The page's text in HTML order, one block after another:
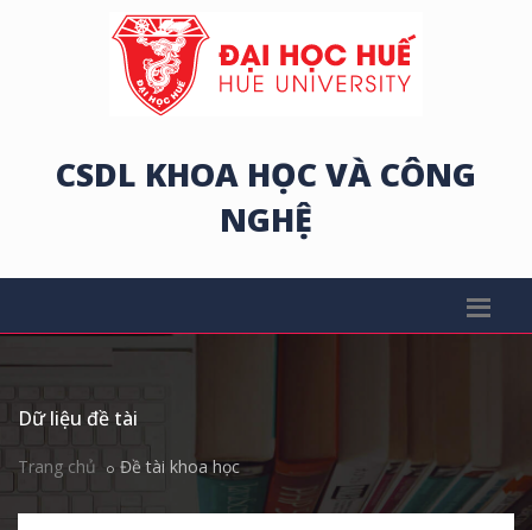
CSDL KHOA HỌC VÀ CÔNG
NGHỆ
Dữ liệu đề tài
Trang chủ Đề tài khoa học